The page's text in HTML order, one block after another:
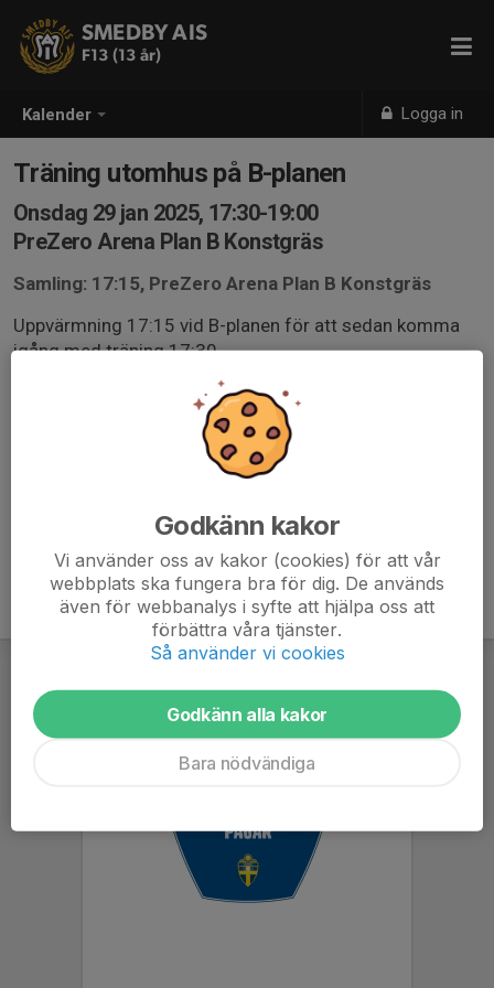
Kalender Logga in
SMEDBY AIS
F13 (13 år)
Träning utomhus på B-planen
Onsdag 29 jan 2025, 17:30-19:00
PreZero Arena Plan B Konstgräs
Samling: 17:15, PreZero Arena Plan B Konstgräs
Uppvärmning 17:15 vid B-planen för att sedan komma
igång med träning 17:30
Toabesök avklarade innan samt fylld vattenflaska
Godkänn kakor
Vi använder oss av kakor (cookies) för att vår
webbplats ska fungera bra för dig. De används
även för webbanalys i syfte att hjälpa oss att
förbättra våra tjänster.
Så använder vi cookies
Godkänn alla kakor
Bara nödvändiga